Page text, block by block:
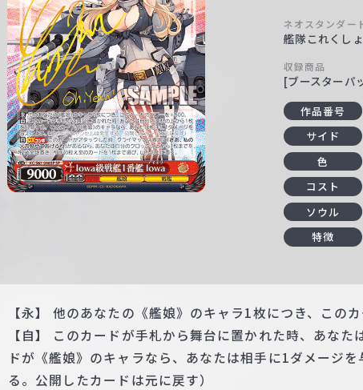
ネオスタンダー
艦隊これくし
収録商品
[ブースターパ
作品番号
サイド
色
コスト
ソウル
特徴
【永】 他のあなたの《艦娘》のキャラ1枚につき、この
【自】 このカードが手札から舞台に置かれた時、あな
ドが《艦娘》のキャラなら、あなたは相手に1ダメージ
る。公開したカードは元に戻す）